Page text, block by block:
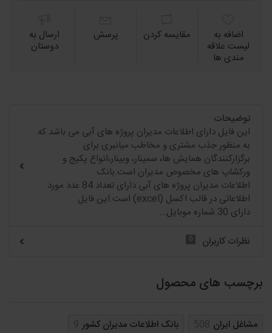
اضافه به
لیست علاقه
مندی ها
مقايسه كردن پرسش ارسال به
دوستان
توضیحات
این فایل دارای اطلاعات مدیران پروژه های آبی می باشد که
به منظور جذب مشتری و مخاطب میانبری برای
برگزارکنندگان همایش ها، سمینار، وبینار،انواع پکیج و
ورکشاپ های مخصوص مدیران است.بانک
اطلاعات مدیران پروژه های آبی دارای تعداد 84 عدد مورد
اطلاعاتی در قالب اکسل (excel) است.این فایل
دارای 30 شماره موبایل...
نظرات کاربران
0
برچسب های محصول
مشاغل ایران 508 بانک اطلاعات مدیران کشور 9